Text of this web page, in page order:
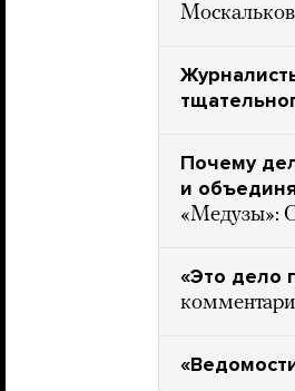
Почему
и
«Медузы»:
«Это дело